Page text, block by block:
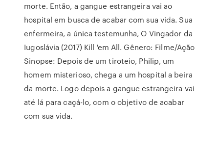
morte. Então, a gangue estrangeira vai ao
hospital em busca de acabar com sua vida. Sua
enfermeira, a única testemunha, O Vingador da
Iugoslávia (2017) Kill 'em All. Gênero: Filme/Ação
Sinopse: Depois de um tiroteio, Philip, um
homem misterioso, chega a um hospital a beira
da morte. Logo depois a gangue estrangeira vai
até lá para caçá-lo, com o objetivo de acabar
com sua vida.